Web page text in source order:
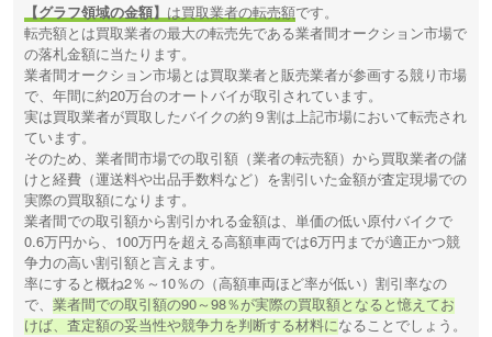
【グラフ領域の金額】 は買取業者の転売額です。
転売額とは買取業者の最大の転売先である業者間オークション市場で
の落札金額に当たります。
業者間オークション市場とは買取業者と販売業者が参画する競り市場
で、年間に約20万台のオートバイが取引されています。
実は買取業者が買取したバイクの約９割は上記市場において転売され
ています。
そのため、業者間市場での取引額（業者の転売額）から買取業者の儲
けと経費（運送料や出品手数料など）を割引いた金額が査定現場での
実際の買取額になります。
業者間での取引額から割引かれる金額は、単価の低い原付バイクで
0.6万円から、100万円を超える高額車両では6万円までが適正かつ競
争力の高い割引額と言えます。
率にすると概ね2％～10％の（高額車両ほど率が低い）割引率なの
で、業者間での取引額の90～98％が実際の買取額となると憶えてお
けば、査定額の妥当性や競争力を判断する材料になることでしょう。